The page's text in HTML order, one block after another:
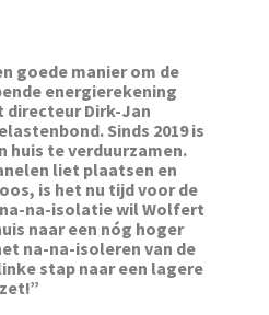
goede manier om de
energierekening
directeur Dirk-Jan
Sinds 2019 is
huis te verduurzamen.
liet plaatsen en
is het nu tijd voor de
na-isolatie wil Wolfert
naar een nóg hoger
na-na-isoleren van de
stap naar een lagere